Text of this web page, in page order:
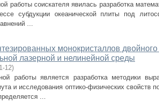
работы соискателя явилась разработка
субдукции океанической плиты под
...
монокристаллов
лазерной и нелинейной среды
12)
работы является разработка методики
и исследования оптико-физических свойств
...